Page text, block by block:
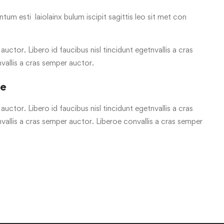
esti laiolainx bulum iscipit sagittis leo sit met con
Libero id faucibus nisl tincidunt egetnvallis a cras
a cras semper auctor.
Libero id faucibus nisl tincidunt egetnvallis a cras
a cras semper auctor. Liberoe convallis a cras semper